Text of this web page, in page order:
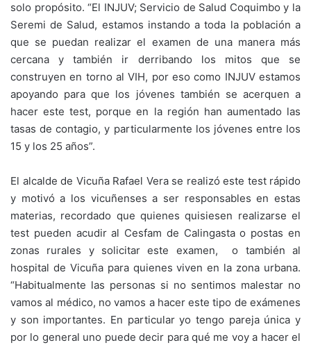
solo propósito. “El INJUV; Servicio de Salud Coquimbo y la
Seremi de Salud, estamos instando a toda la población a
que se puedan realizar el examen de una manera más
cercana y también ir derribando los mitos que se
construyen en torno al VIH, por eso como INJUV estamos
apoyando para que los jóvenes también se acerquen a
hacer este test, porque en la región han aumentado las
tasas de contagio, y particularmente los jóvenes entre los
15 y los 25 años”.
El alcalde de Vicuña Rafael Vera se realizó este test rápido
y motivó a los vicuñenses a ser responsables en estas
materias, recordado que quienes quisiesen realizarse el
test pueden acudir al Cesfam de Calingasta o postas en
zonas rurales y solicitar este examen, o también al
hospital de Vicuña para quienes viven en la zona urbana.
“Habitualmente las personas si no sentimos malestar no
vamos al médico, no vamos a hacer este tipo de exámenes
y son importantes. En particular yo tengo pareja única y
por lo general uno puede decir para qué me voy a hacer el